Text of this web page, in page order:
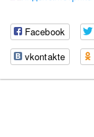
Facebook
vkontakte